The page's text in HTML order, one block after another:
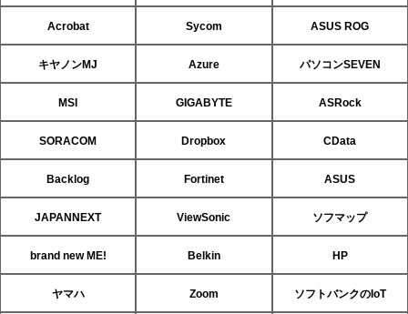
Acrobat Sycom ASUS ROG
キヤノンMJ Azure パソコンSEVEN
MSI GIGABYTE ASRock
SORACOM Dropbox CData
Backlog Fortinet ASUS
JAPANNEXT ViewSonic ソフマップ
brand new ME! Belkin HP
ヤマハ Zoom ソフトバンクのIoT